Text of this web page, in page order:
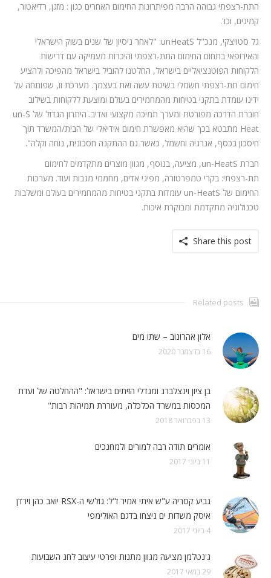
התת-רצפתי גבוהה הרבה מפיתרונות החימום האחרים כגון : מזגן, רדיאטור,
קמינים, וכו'.
גל סטויצקי, מנכ"ל S
unHeat: "לאחר ניסיון של שנים בשוק הישראלי
והאירופאי בתחום החימום התת-רצפתי והיכרות מעמיקה עם דרישות
הלקוחות הפוטנציאליים בישראל, החלטנו להוביל בישראל מהפיכה ולהציע
חימום תת-רצפתי חשמלי בשיטת עשה זאת בעצמך. מערכת זו, שפותחה על
ידינו עומדת בתקני בטיחות מהמחמירים בעולם ומוצעת ללקוחות בשילוב
חוברת הדרכה מפורטת ומערך תמיכה מקצועי ואדיב. היתרון הגדול של S
un-
Heat מתבטא בכך שהיא מאפשרת חימום אידיאלי של הבית/המשרד תוך
חיסכון בכסף, אנרגיה וחשמל, כאשר גם ההתקנה חסכונית, נוחה וקלה".
חברת S
un-Heat, מציעה, בנוסף, מגוון מוצרים מתקדמים לחימום
תת-רצפתי: בקרי טמפרטורה, מפיגי אדים, מחממי מגבות ועוד. מערכות
החימום של S
un-Heat עומדות בתקני בטיחות מהמחמירים בעולם ומשלבות
טכנולוגיה מתקדמת ומבוקרת איכות.
Share this post
Related posts
אלון אהרונוב – שתו מים
16 בדצמבר 2020
בן ציון וינצלברג ומגדלי הזיתים בישראל: "ההחלטה של ועדת
המכסות במשרד הכלכלה, מעוררת תמיהות רבות"
13 בפברואר 2018
אומרים תודה רבה למורים ולמחנכים
11 ביוני 2017
גביע קסריה ע"ש איתי אמיר ז"ל: גולשי ה-RSX יואב כהן וירדן
איסק משדות ים ניצחו בדגם האולימפי
4 ביוני 2017
ג'נטלמן מציעה מגוון מתנות ופרטי עיצוב לחג השבועות
29 במאי 2017